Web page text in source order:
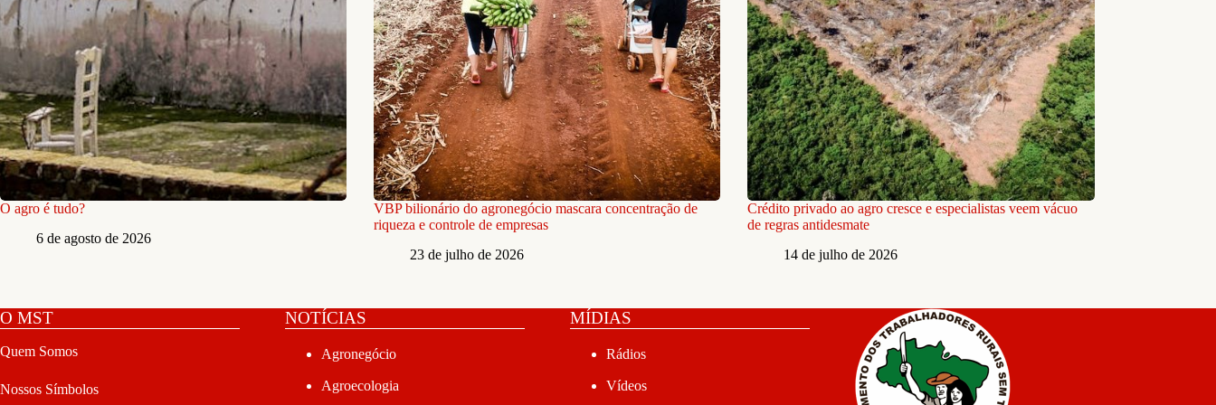
O agro é tudo?
6 de agosto de 2026
VBP bilionário do agronegócio mascara concentração de
riqueza e controle de empresas
23 de julho de 2026
Crédito privado ao agro cresce e especialistas veem vácuo
de regras antidesmate
14 de julho de 2026
O MST
Quem Somos
Nossos Símbolos
NOTÍCIAS
Agronegócio
Agroecologia
MÍDIAS
Rádios
Vídeos